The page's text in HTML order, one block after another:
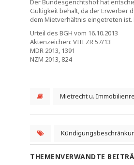
Der Bundesgerichtshof hat
Gültigkeit behält, da der Erwerber
dem Mietverhältnis eingetreten
Urteil des BGH vom 16.10.2013
Aktenzeichen: VIII ZR 57/13
MDR 2013, 1391
NZM 2013, 824
Mietrecht u.
THEMENVERWANDTE